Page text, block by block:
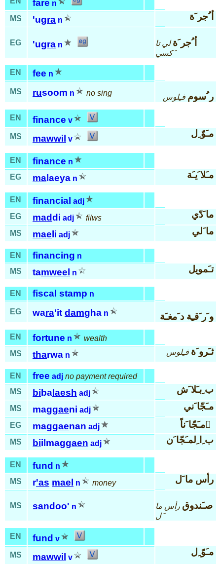
fare n
MS
'ugra n أ ُجر َة
EG 'ugra n أ ُجر َة لي تا
َكسي
EN fee n
MS rusoom n no sing ر ُسوم فـِلوس
EN finance v
MS
mawwil v
مـَوّ ِل
EN finance n
EG
ma laeya n مـَلا َيـَة
EN financial adj
EG
maddi adj filws ما َدّي
MS mae li adj ما َلي
EN financing n
MS
tamweel n تـَمويل
EN fiscal stamp n
EG wara'it damgha n و َر َقـِة د َمغـَة
EN fortune n
wealth
MS
tharwa n ثـَرو َة فـِلوس
EN free adj no payment required
MS
biba laesh adj ب ِبـَلا َش
MS maggaeni adj مـَجّا َني
EG maggaenan adj مـَجّا َناً َ
MS biilmaggaen adj ب ِا ِلمـَجّا َن
EN fund n
MS
r'as mael n money رأس ما َل
MS sandoo' n صـَندوق رأس ما
َل
EN fund v
MS
mawwil v
مـَوّ ِل